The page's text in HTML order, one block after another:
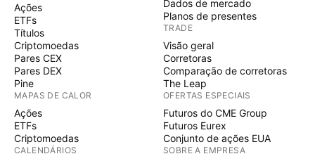
Ações
ETFs
Títulos
Criptomoedas
Pares CEX
Pares DEX
Pine
MAPAS DE CALOR
Ações
ETFs
Criptomoedas
CALENDÁRIOS
Dados de mercado
Planos de presentes
TRADE
Visão geral
Corretoras
Comparação de corretoras
The Leap
OFERTAS ESPECIAIS
Futuros do CME Group
Futuros Eurex
Conjunto de ações EUA
SOBRE A EMPRESA